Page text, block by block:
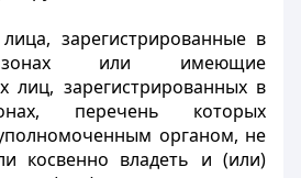
зарегистрированные в
или имеющие
лиц, зарегистрированных в
перечень которых
органом, не
косвенно владеть и (или)